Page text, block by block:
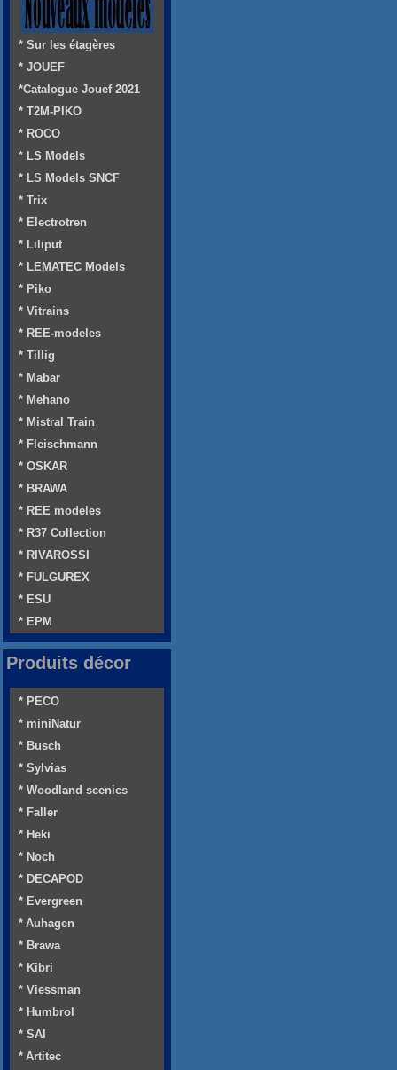
* Sur les étagères
* JOUEF
*Catalogue Jouef 2021
* T2M-PIKO
* ROCO
* LS Models
* LS Models SNCF
* Trix
* Electrotren
* Liliput
* LEMATEC Models
* Piko
* Vitrains
* REE-modeles
* Tillig
* Mabar
* Mehano
* Mistral Train
* Fleischmann
* OSKAR
* BRAWA
* REE modeles
* R37 Collection
* RIVAROSSI
* FULGUREX
* ESU
* EPM
Produits décor
* PECO
* miniNatur
* Busch
* Sylvias
* Woodland scenics
* Faller
* Heki
* Noch
* DECAPOD
* Evergreen
* Auhagen
* Brawa
* Kibri
* Viessman
* Humbrol
* SAI
* Artitec